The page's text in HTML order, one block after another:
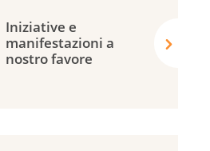
Iniziative e
manifestazioni a
nostro favore